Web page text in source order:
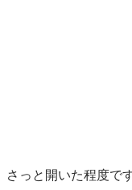
さっと開いた程度です